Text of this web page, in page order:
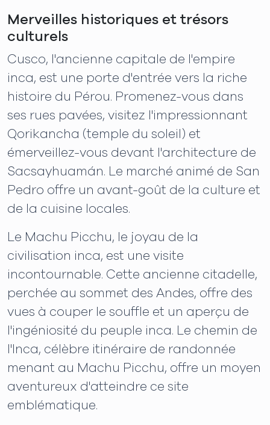
Merveilles historiques et trésors
culturels
Cusco, l'ancienne capitale de l'empire
inca, est une porte d'entrée vers la riche
histoire du Pérou. Promenez-vous dans
ses rues pavées, visitez l'impressionnant
Qorikancha (temple du soleil) et
émerveillez-vous devant l'architecture de
Sacsayhuamán. Le marché animé de San
Pedro offre un avant-goût de la culture et
de la cuisine locales.
Le Machu Picchu, le joyau de la
civilisation inca, est une visite
incontournable. Cette ancienne citadelle,
perchée au sommet des Andes, offre des
vues à couper le souffle et un aperçu de
l'ingéniosité du peuple inca. Le chemin de
l'Inca, célèbre itinéraire de randonnée
menant au Machu Picchu, offre un moyen
aventureux d'atteindre ce site
emblématique.